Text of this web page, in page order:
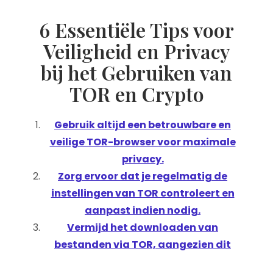
6 Essentiële Tips voor
Veiligheid en Privacy
bij het Gebruiken van
TOR en Crypto
Gebruik altijd een betrouwbare en
veilige TOR-browser voor maximale
privacy.
Zorg ervoor dat je regelmatig de
instellingen van TOR controleert en
aanpast indien nodig.
Vermijd het downloaden van
bestanden via TOR, aangezien dit